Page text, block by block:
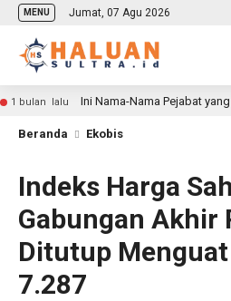
MENU Jumat, 07 Agu 2026
1 bulan lalu Ini Nama-Nama Pejabat
Beranda Ekobis
Indeks Harga
Gabungan Akhir
Ditutup Menguat
7.287